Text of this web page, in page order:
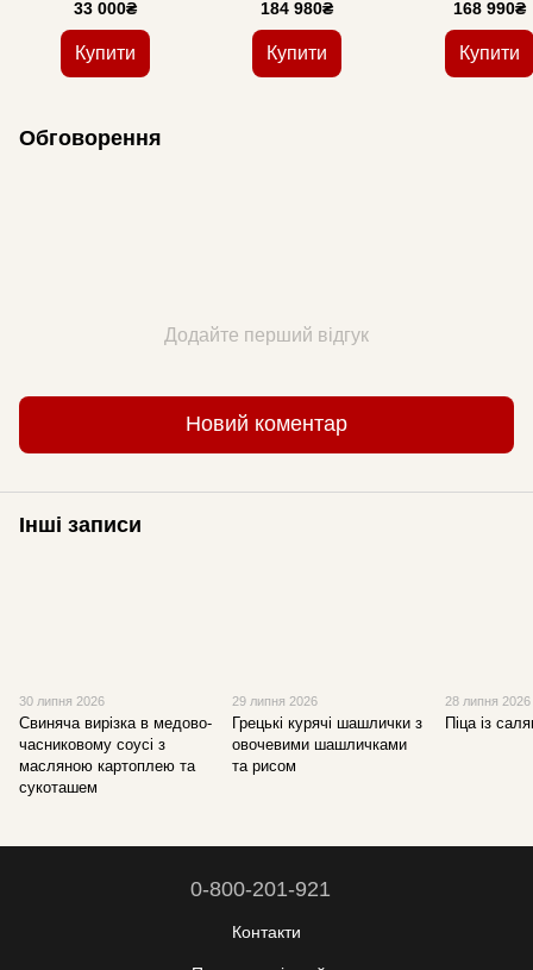
33 000₴
Купити
184 980₴
Купити
168 990₴
Купити
Обговорення
Додайте перший відгук
Новий коментар
Інші записи
30 липня 2026
Свиняча вирізка в медово-
часниковому соусі з
масляною картоплею та
сукоташем
29 липня 2026
Грецькі курячі шашлички з
овочевими шашличками
та рисом
28 липня 2026
Піца із
0-800-201-921
Контакти